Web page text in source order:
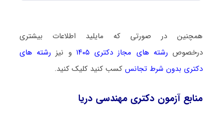
همچنین در صورتی که مایلید اطلاعات بیشتری
درخصوص رشته های مجاز دکتری ۱۴۰۵ و نیز رشته های
دکتری بدون شرط تجانسکسب کنید کلیک کنید.
منابع آزمون دکتری مهندسی دریا